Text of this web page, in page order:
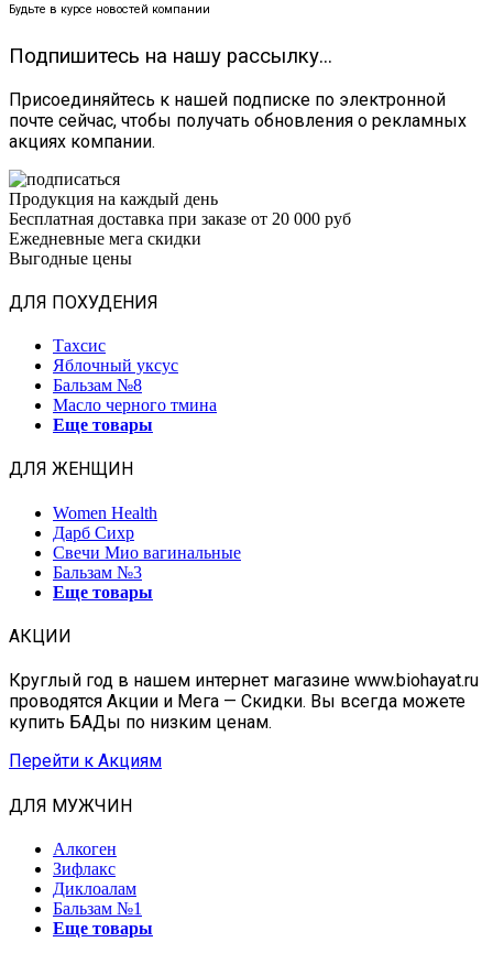
Будьте в курсе новостей компании
Подпишитесь на нашу рассылку...
Присоединяйтесь к нашей подписке по электронной
почте сейчас, чтобы получать обновления о рекламных
акциях компании.
Продукция на каждый день
Бесплатная доставка при заказе от 20 000 руб
Ежедневные мега скидки
Выгодные цены
ДЛЯ ПОХУДЕНИЯ
Тахсис
Яблочный уксус
Бальзам №8
Масло черного тмина
Еще товары
ДЛЯ ЖЕНЩИН
Women Health
Дарб Сихр
Свечи Мио вагинальные
Бальзам №3
Еще товары
АКЦИИ
Круглый год в нашем интернет магазине www.biohayat.ru
проводятся Акции и Мега — Скидки. Вы всегда можете
купить БАДы по низким ценам.
Перейти к Акциям
ДЛЯ МУЖЧИН
Алкоген
Зифлакс
Диклоалам
Бальзам №1
Еще товары